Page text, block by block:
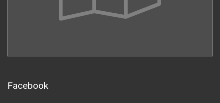
Facebook